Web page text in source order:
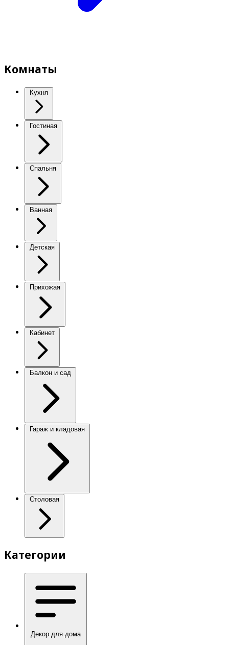
Комнаты
Кухня
Гостиная
Спальня
Ванная
Детская
Прихожая
Кабинет
Балкон и сад
Гараж и кладовая
Столовая
Категории
Декор для дома